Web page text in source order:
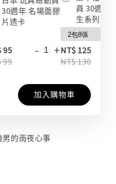
30週年 名場面膠
片透卡
95
99
- +
員 30週年
生系列 收
NT$ 125
NT$ 130
加入購物車
的雨夜心事